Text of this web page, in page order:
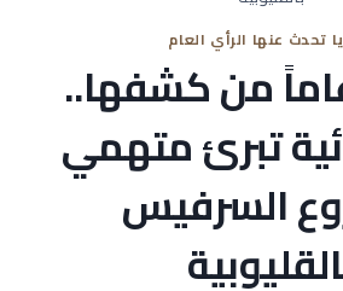
تحدث عنها الرأي العام
11 عاماً من كشفها..
تبرئ متهمي
السرفيس